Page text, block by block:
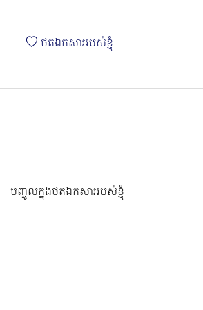
ថតឯកសាររបស់ខ្ញុំ
បញ្ចូលក្នុងថតឯកសាររបស់ខ្ញុំ